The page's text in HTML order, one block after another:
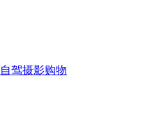
自驾摄影购物